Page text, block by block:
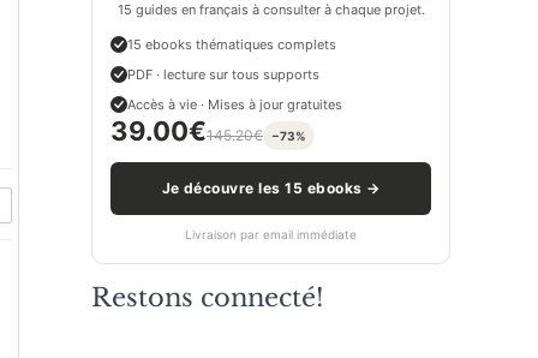
15 guides en français à consulter à chaque projet.
15 ebooks thématiques complets
PDF · lecture sur tous supports
Accès à vie · Mises à jour gratuites
39.00€145.20€ −73%
Je découvre les 15 ebooks →
Livraison par email immédiate
Restons connecté!